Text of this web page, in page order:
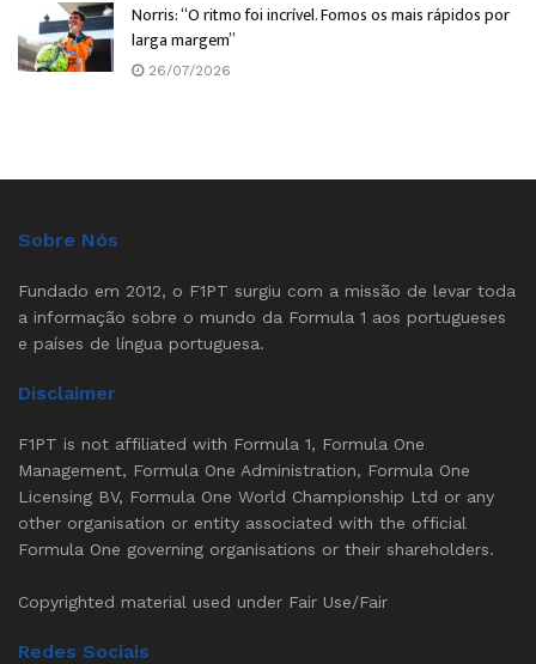
Norris: “O ritmo foi incrível. Fomos os mais rápidos por
larga margem”
26/07/2026
Sobre Nós
Fundado em 2012, o F1PT surgiu com a missão de levar toda
a informação sobre o mundo da Formula 1 aos portugueses
e países de língua portuguesa.
Disclaimer
F1PT is not affiliated with Formula 1, Formula One
Management, Formula One Administration, Formula One
Licensing BV, Formula One World Championship Ltd or any
other organisation or entity associated with the official
Formula One governing organisations or their shareholders.
Copyrighted material used under Fair Use/Fair
Redes Sociais